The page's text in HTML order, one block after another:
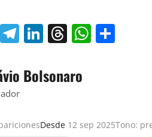
X Telegram
LinkedIn
Threads
Bolsonaro
Desde 12 sep 2025Tono: